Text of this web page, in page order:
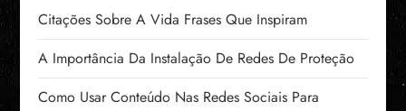
Citações Sobre A Vida Frases Que Inspiram
A Importância Da Instalação De Redes De Proteção
Como Usar Conteúdo Nas Redes Sociais Para